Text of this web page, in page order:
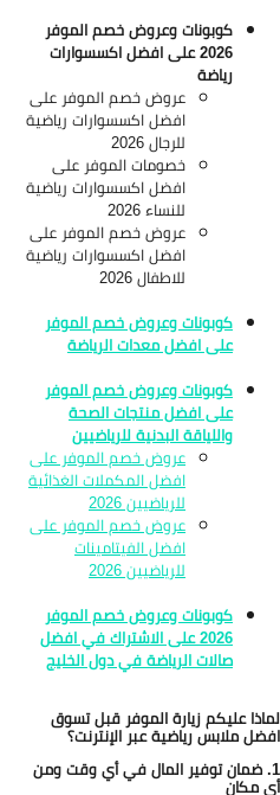
كوبونات وعروض خصم الموفر
2026 على افضل اكسسوارات
رياضة
عروض خصم الموفر على
افضل اكسسوارات رياضية
للرجال 2026
خصومات الموفر على
افضل اكسسوارات رياضية
للنساء 2026
عروض خصم الموفر على
افضل اكسسوارات رياضية
للاطفال 2026
كوبونات وعروض خصم الموفر
على افضل معدات الرياضة
كوبونات وعروض خصم الموفر
على افضل منتجات الصحة
واللياقة البدنية للرياضيين
عروض خصم الموفر على
افضل المكملات الغذائية
للرياضيين 2026
عروض خصم الموفر على
افضل الفيتامينات
للرياضيين 2026
كوبونات وعروض خصم الموفر
2026 على الاشتراك في افضل
صالات الرياضة في دول الخليج
عليكم زيارة الموفر قبل تسوق
ملابس رياضية عبر الإنترنت؟
1. ضمان توفير المال في أي وقت ومن
مكان